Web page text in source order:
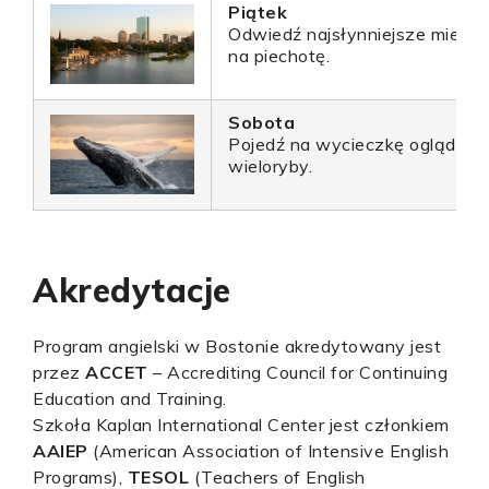
Piątek
Odwiedź najsłynniejsze
na piechotę.
Sobota
Pojedź na wycieczkę oglądać
wieloryby.
Akredytacje
Program angielski w Bostonie akredytowany jest
przez ACCET – Accrediting Council for Continuing
Education and Training.
Szkoła Kaplan International Center jest członkiem
AAIEP (American Association of Intensive English
Programs), TESOL (Teachers of English